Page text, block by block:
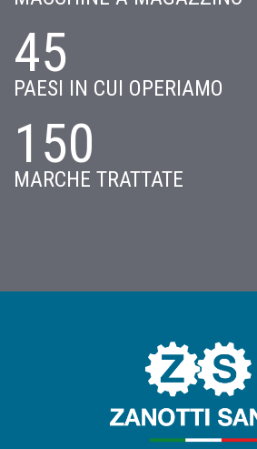
45
PAESI IN CUI OPERIAMO
150
MARCHE TRATTATE